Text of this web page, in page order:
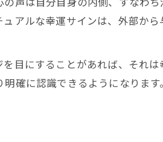
アルな幸運サインは、外部から
目にすることがあれば、それ
確に認識できるようになります。